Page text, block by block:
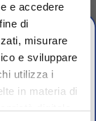
e accedere
di
misurare
e sviluppare
utilizza i
in materia di
digitale
visualizzare
tecniche